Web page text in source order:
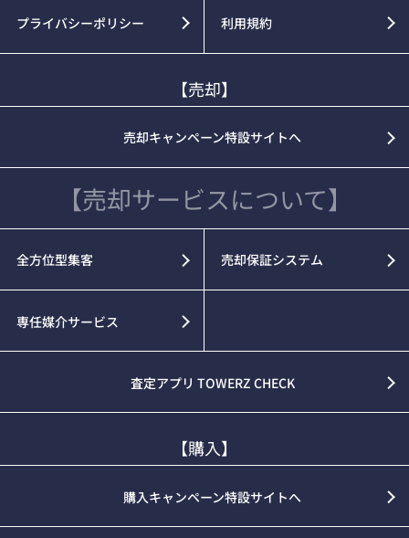
プライバシーポリシー 利用規約
【売却】
売却キャンペーン特設サイトへ
【売却サービスについて】
全方位型集客 売却保証システム
専任媒介サービス
査定アプリ TOWERZ CHECK
【購入】
購入キャンペーン特設サイトへ